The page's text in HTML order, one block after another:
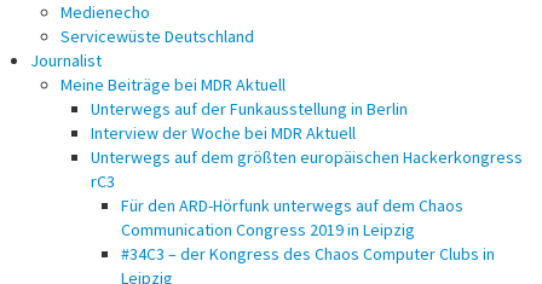
Medienecho
Servicewüste Deutschland
Journalist
Meine Beiträge bei MDR Aktuell
Unterwegs auf der Funkausstellung in Berlin
Interview der Woche bei MDR Aktuell
Unterwegs auf dem größten europäischen Hackerkongress
rC3
Für den ARD-Hörfunk unterwegs auf dem Chaos
Communication Congress 2019 in Leipzig
#34C3 – der Kongress des Chaos Computer Clubs in
Leipzig